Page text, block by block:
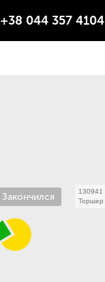
+38 044 357 4104
Закончился 130941
Торшер